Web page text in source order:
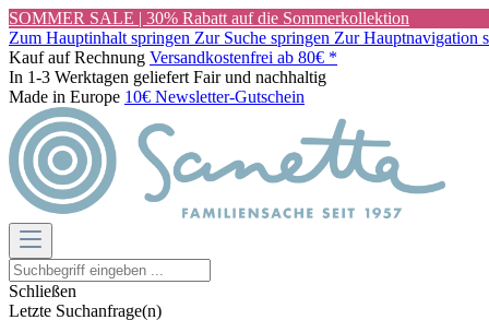
SOMMER SALE | 30% Rabatt auf die Sommerkollektion
Zum Hauptinhalt springen Zur Suche springen Zur Hauptnavigation
Kauf auf Rechnung Versandkostenfrei ab 80€ *
In 1-3 Werktagen geliefert Fair und nachhaltig
Made in Europe 10€ Newsletter-Gutschein
Schließen
Letzte Suchanfrage(n)